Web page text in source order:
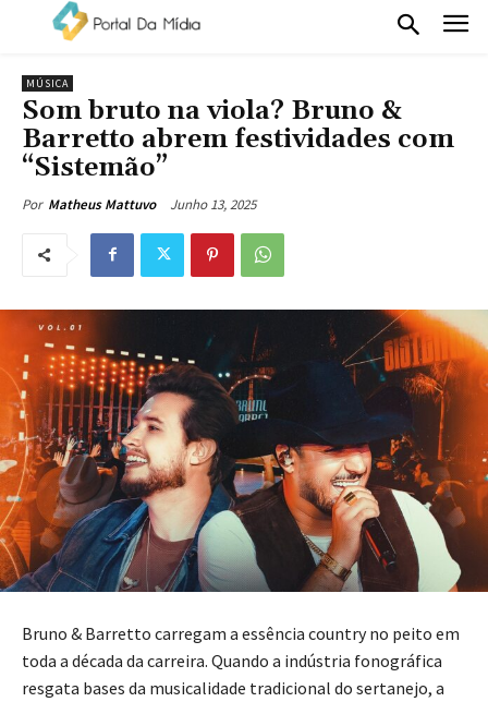
MÚSICA
Som bruto na viola? Bruno &
Barretto abrem festividades com
“Sistemão”
Por Matheus Mattuvo Junho 13, 2025
Bruno & Barretto carregam a essência country no peito em
toda a década da carreira. Quando a indústria fonográfica
resgata bases da musicalidade tradicional do sertanejo, a